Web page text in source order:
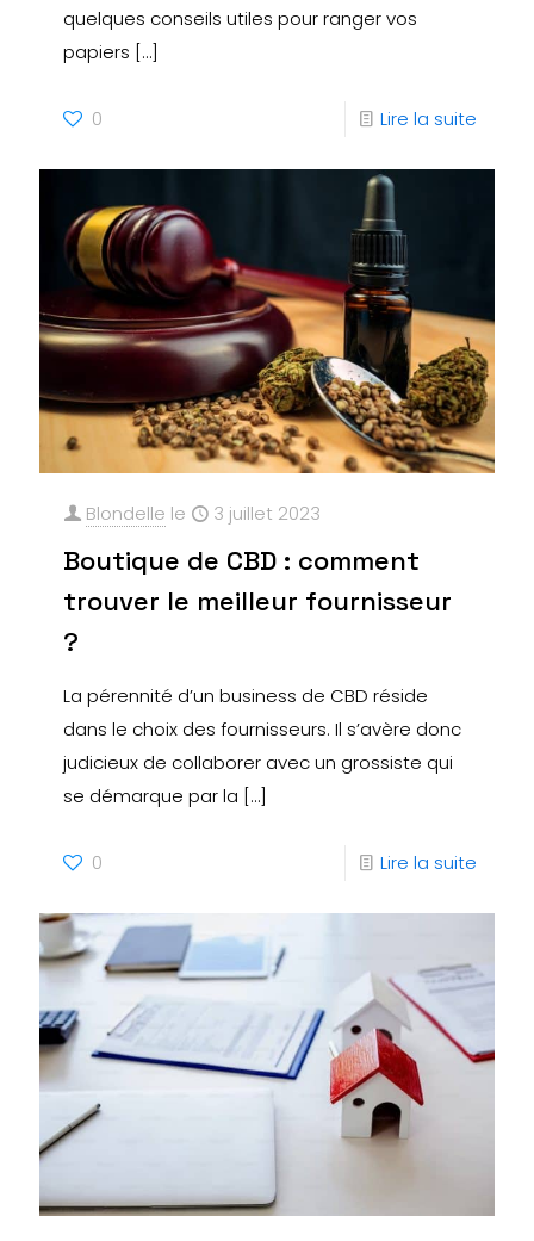
quelques conseils utiles pour ranger vos
papiers […]
0 Lire la suite
Blondelle le 3 juillet 2023
Boutique de CBD : comment
trouver le meilleur fournisseur
?
La pérennité d’un business de CBD réside
dans le choix des fournisseurs. Il s’avère donc
judicieux de collaborer avec un grossiste qui
se démarque par la […]
0 Lire la suite